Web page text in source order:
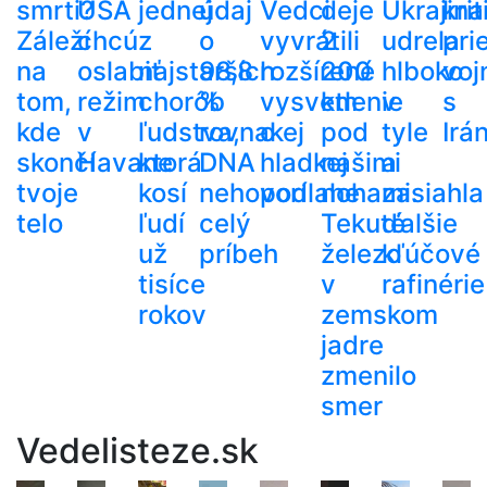
smrti?
Záleží
na
tom,
kde
skončí
tvoje
telo
USA
chcú
oslabiť
režim
v
Havane
jednej
z
najstarších
chorôb
ľudstva,
ktorá
kosí
ľudí
už
tisíce
rokov
údaj
o
98,8
%
rovnakej
DNA
nehovorí
celý
príbeh
Vedci
vyvrátili
rozšírené
vysvetlenie
o
hladkej
podlahe
deje
2
200
km
pod
našimi
nohami.
Tekuté
železo
v
zemskom
jadre
zmenilo
smer
Ukrajina
udrela
hlboko
v
tyle
a
zasiahla
ďalšie
kľúčové
rafinérie
s
Vedelisteze.sk